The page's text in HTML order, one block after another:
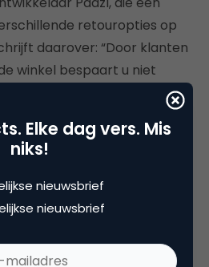
retouropties op
daarover: “Door klanten
winkel bespaart u niet
u creëert ook kansen om
Extra trainingen van het
wel vereist, stelt
is volgens de software-
te laten kiezen voor een
Elke dag vers. Mis
niks!
nieuwsbrief
nieuwsbrief